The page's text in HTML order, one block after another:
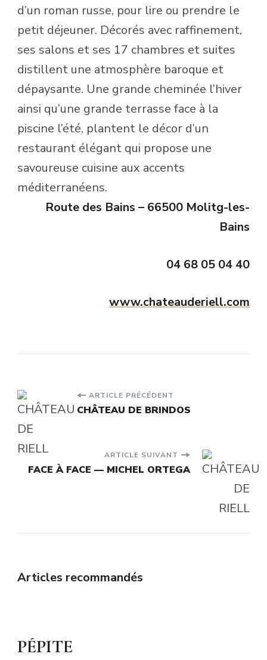
d’un roman russe, pour lire ou prendre le
petit déjeuner. Décorés avec raffinement,
ses salons et ses 17 chambres et suites
distillent une atmosphère baroque et
dépaysante. Une grande cheminée l’hiver
ainsi qu’une grande terrasse face à la
piscine l’été, plantent le décor d’un
restaurant élégant qui propose une
savoureuse cuisine aux accents
méditerranéens.
Route des Bains – 66500 Molitg-les-
Bains
04 68 05 04 40
www.chateauderiell.com
Navigation
d'article
ARTICLE PRÉCÉDENT
CHÂTEAU DE BRINDOS
ARTICLE SUIVANT
FACE À FACE — MICHEL ORTEGA
Articles recommandés
PÉPITE